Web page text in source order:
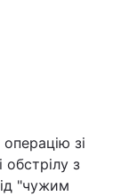
зі
обстрілу з
"чужим